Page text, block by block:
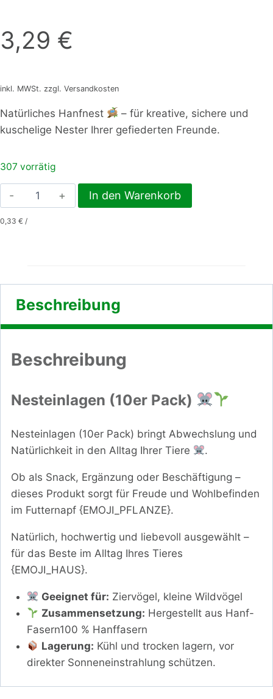
3,29 €
inkl. MWSt. zzgl. Versandkosten
Natürliches Hanfnest
– für kreative, sichere und
kuschelige Nester Ihrer gefiederten Freunde.
307 vorrätig
Nesteinlagen
(10er
Pack)
In den Warenkorb
0,33 € /
Beschreibung
Beschreibung
Nesteinlagen (10er Pack)
Nesteinlagen (10er Pack) bringt Abwechslung und
Natürlichkeit in den Alltag Ihrer Tiere
.
Ob als Snack, Ergänzung oder Beschäftigung –
dieses Produkt sorgt für Freude und Wohlbefinden
im Futternapf {EMOJI_PFLANZE}.
Natürlich, hochwertig und liebevoll ausgewählt –
für das Beste im Alltag Ihres Tieres
{EMOJI_HAUS}.
Geeignet für: Ziervögel, kleine Wildvögel
Zusammensetzung: Hergestellt aus Hanf-
Fasern100 % Hanffasern
Lagerung: Kühl und trocken lagern, vor
direkter Sonneneinstrahlung schützen.